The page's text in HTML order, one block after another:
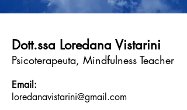
Dott.ssa Loredana Vistarini
Psicoterapeuta, Mindfulness Teacher
Email:
loredanavistarini@gmail.com